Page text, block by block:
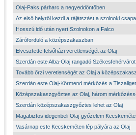
Olaj-Paks párharc a negyeddöntőben
Az első helyről kezdi a rájátszást a szolnoki
Hosszú idő után nyert Szolnokon a Falco
Záróforduló a középszakaszban
Elvesztette felsőházi veretlenségét az Olaj
Szerdán este Alba-Olaj rangadó
Tovább őrzi veretlenségét az Olaj a
Szerdán este Olaj-Körmend mérkőzés a
Középszakaszgyőztes az Olaj, három
Szerdán középszakaszgyőztes lehet az Olaj
Magabiztos idegenbeli Olaj-győzelem
Vasárnap este Kecskeméten lép pályára az Olaj